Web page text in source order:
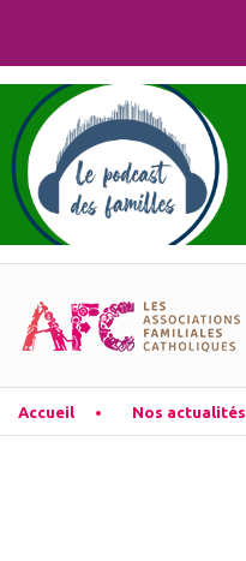
Accueil Nos actualités